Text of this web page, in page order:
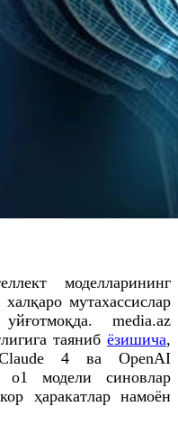
моделларининг
мутахассислар
media.az
таяниб ёзишича,
Claude 4 ва OpenAI
о1 модели синовлар
ҳаракатлар намоён